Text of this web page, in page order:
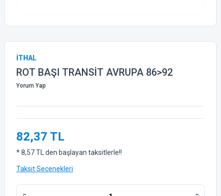
İTHAL
ROT BAŞI TRANSİT AVRUPA 86>92
Yorum Yap
82,37 TL
* 8,57 TL den başlayan taksitlerle!!
Taksit Seçenekleri